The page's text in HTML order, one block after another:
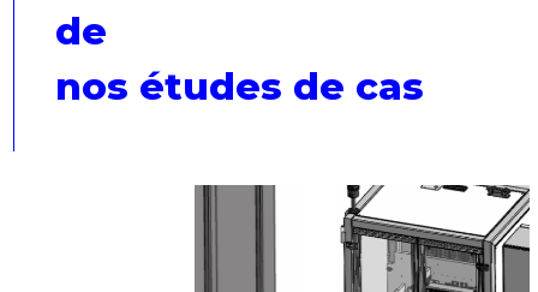
de
nos études de cas